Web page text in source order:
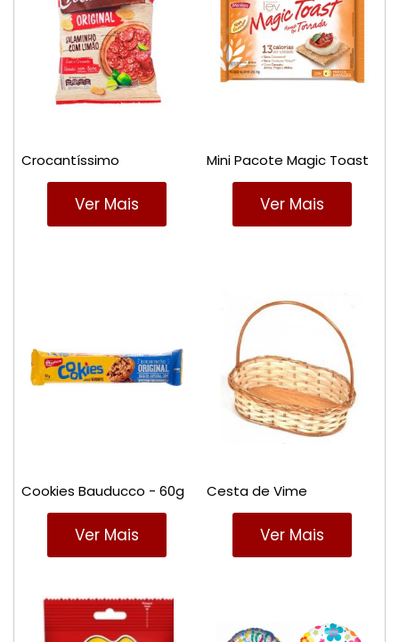
Crocantíssimo
Ver Mais
Mini Pacote Magic Toast
Ver Mais
Cookies Bauducco - 60g
Ver Mais
Cesta de Vime
Ver Mais